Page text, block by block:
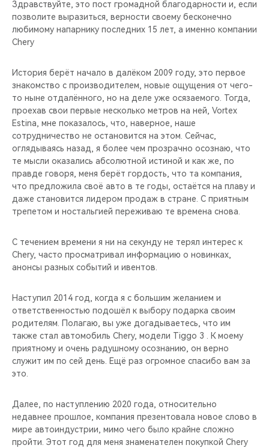
CHERY И СПОРТ
CHERY ДЛЯ ДЕТЕЙ
Здравствуйте, это пост громадной благодарности и, если
позволите выразиться, верности своему бесконечно
любимому напарнику последних 15 лет, а именно компании
Chery
История берёт начало в далёком 2009 году, это первое
знакомство с производителем, новые ощущения от чего-
то ныне отдалённого, но на деле уже осязаемого. Тогда,
проехав свои первые несколько метров на ней, Vortex
Estina, мне показалось, что, наверное, наше
сотрудничество не остановится на этом. Сейчас,
оглядываясь назад, я более чем прозрачно осознаю, что
те мысли оказались абсолютной истиной и как же, по
правде говоря, меня берёт гордость, что та компания,
что предложила своё авто в те годы, остаётся на плаву и
даже становится лидером продаж в стране. С приятным
трепетом и ностальгией переживаю те времена снова.
С течением времени я ни на секунду не терял интерес к
Chery, часто просматривал информацию о новинках,
анонсы разных событий и ивентов.
Наступил 2014 год, когда я с большим желанием и
ответственностью подошёл к выбору подарка своим
родителям. Полагаю, вы уже догадываетесь, что им
также стал автомобиль Chery, модели Tiggo 3 . К моему
приятному и очень радушному осознанию, он верно
служит им по сей день. Ещё раз огромное спасибо вам за
это.
Далее, по наступлению 2020 года, относительно
недавнее прошлое, компания презентовала новое слово в
мире автоиндустрии, мимо чего было крайне сложно
пройти. Этот год для меня знаменателен покупкой Chery